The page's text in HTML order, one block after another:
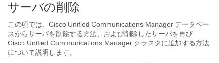
サーバの削除
この項では、 Cisco Unified Communications Manager データベー
スからサーバを削除する方法、および削除したサーバを再び
Cisco Unified Communications Manager クラスタに追加する方法
について説明します。